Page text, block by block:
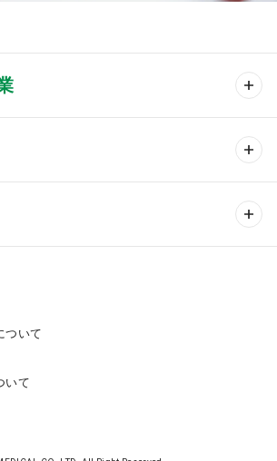
索
スタイル
での流れ
療機関の方
ついて
いて